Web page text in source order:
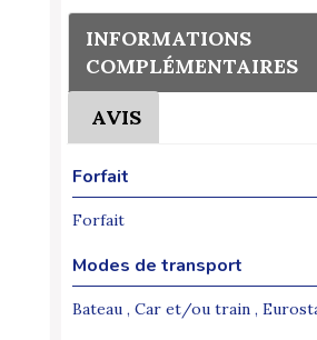
INFORMATIONS
COMPLÉMENTAIRES
AVIS
Forfait
Forfait
Modes de transport
Bateau , Car et/ou train ,